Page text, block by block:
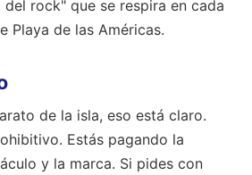
rock" que se respira en cada
Playa de las Américas.
de la isla, eso está claro.
Estás pagando la
y la marca. Si pides con